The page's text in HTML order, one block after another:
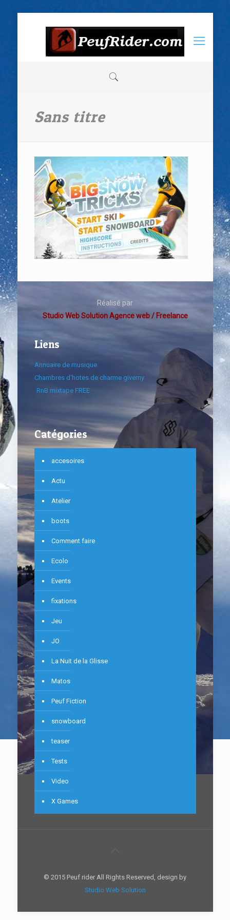
Sans titre
Réalisé par
Studio Web Solution Agence web / Freelance
Liens
Annuaire de musique
Chambres d'hotes de charme giverny
RnB mixtape FREE
Catégories
accesoires
Actu
Atelier
boots
Comment faire
Ecolo
Events
fixations
Jeu
JO
La Nuit de la Glisse
Matos
Peuf Fiction
snowboard
teaser
Tests
Video
X Games
© 2015 Peuf rider All Rights Reserved, design by
Studio Web Solution